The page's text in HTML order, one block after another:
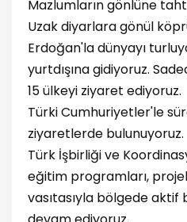
Mazlumların gönlüne
Uzak diyarlara gönül
Erdoğan'la dünyayı
yurtdışına gidiyoruz.
15 ülkeyi ziyaret ediyoruz.
Türki Cumhuriyetler'le
ziyaretlerde bulunuyoruz.
Türk İşbirliği ve
eğitim programları,
vasıtasıyla bölgede